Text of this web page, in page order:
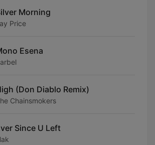
Morning
Price
Esena
(Don Diablo Remix)
Chainsmokers
Since U Left